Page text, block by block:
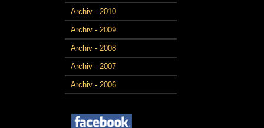
Archiv - 2010
Archiv - 2009
Archiv - 2008
Archiv - 2007
Archiv - 2006